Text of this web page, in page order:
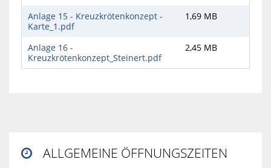
Anlage 15 - Kreuzkrötenkonzept -
Karte_1.pdf
1,69 MB
Anlage 16 -
Kreuzkrötenkonzept_Steinert.pdf
2,45 MB
 ALLGEMEINE ÖFFNUNGSZEITEN